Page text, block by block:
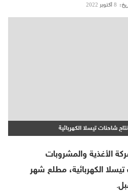
8 أكتوبر 2022
شاحنات تيسلا الكهربائية
الأغذية والمشروبات
الكهربائية، مطلع شهر